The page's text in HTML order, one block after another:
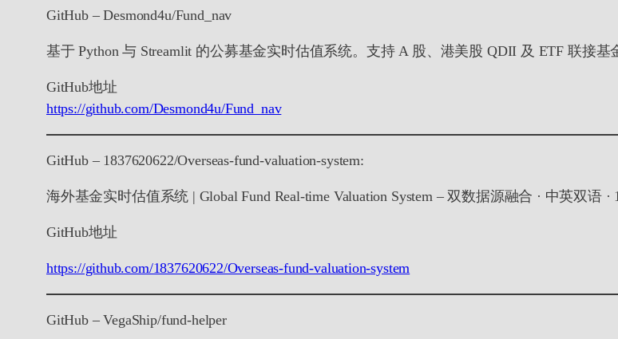
GitHub – Desmond4u/Fund_nav
基于 Python 与 Streamlit 的公募基金实时估值系统。支持 A 股、港美股 QDII 及 ETF 联接基
GitHub地址
https://github.com/Desmond4u/Fund_nav
GitHub – 1837620622/Overseas-fund-valuation-system:
海外基金实时估值系统 | Global Fund Real-time Valuation System – 双数据源融合 · 中英双语 ·
GitHub地址
https://github.com/1837620622/Overseas-fund-valuation-system
GitHub – VegaShip/fund-helper